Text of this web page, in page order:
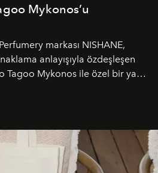
Mykonos’u
markası NISHANE,
anlayışıyla özdeşleşen
Tagoo Mykonos ile özel bir yaz
Tagoo’daki varlığını
özel bir deneyime dönüştürüyor.